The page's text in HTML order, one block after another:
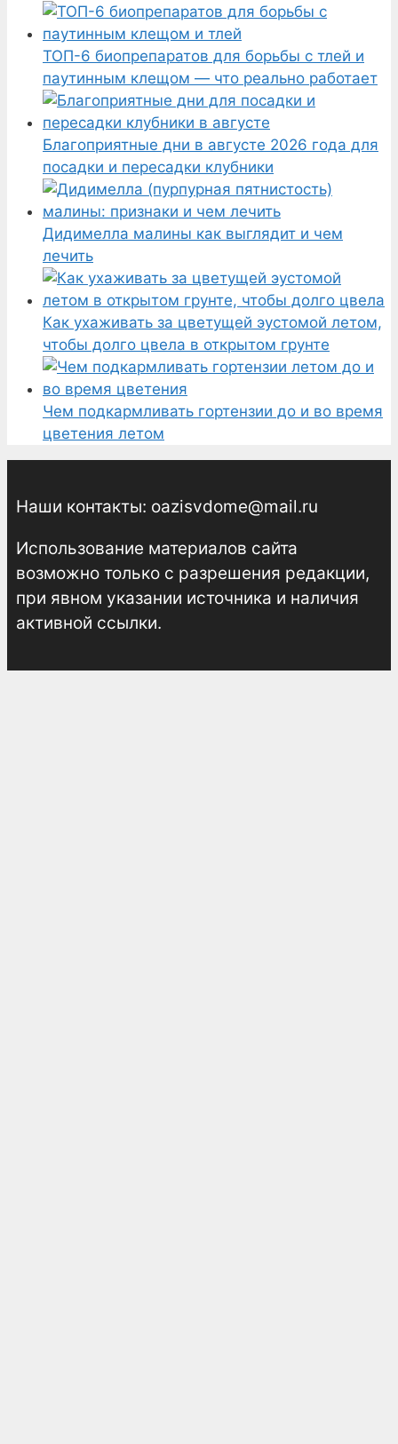
ТОП-6 биопрепаратов для борьбы с тлей и
паутинным клещом — что реально работает
Благоприятные дни в августе 2026 года для
посадки и пересадки клубники
Дидимелла малины как выглядит и чем
лечить
Как ухаживать за цветущей эустомой летом,
чтобы долго цвела в открытом грунте
Чем подкармливать гортензии до и во время
цветения летом
Наши контакты: oazisvdome@mail.ru
Использование материалов сайта
возможно только с разрешения редакции,
при явном указании источника и наличия
активной ссылки.